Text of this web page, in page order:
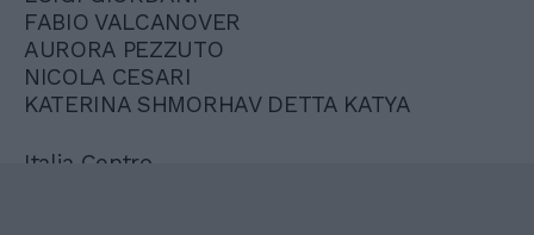
FABIO VALCANOVER
AURORA PEZZUTO
NICOLA CESARI
KATERINA SHMORHAV DETTA KATYA
Italia Centro